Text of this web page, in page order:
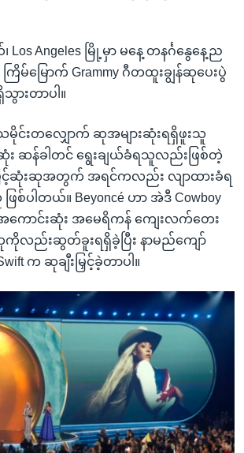
Los Angeles မြို့မှာ မနေ့ တနင်္ဂနွေနေ့ည
ြိမ်မြောက် Grammy ဂီတထူးချွန်ဆုပေးပွဲ
ားတာပါ။
သမိုင်းတလျှောက် ဆုအများဆုံးရရှိဖူးသူ
ဆုံး ဆန်ခါတင် ရွေးချယ်ခံရသူလည်းဖြစ်တဲ့
ြင့်ဆုံးဆုအတွက် အရင်ကလည်း လျာထားခံရ
စ်ပါတယ်။ Beyoncé ဟာ အဲဒီ Cowboy
အကောင်းဆုံး အမေရိကန် ကျေးလက်တေး
ည်းဆွတ်ခူးရရှိခဲ့ပြီး နာမည်ကျော်
က ဆုချီးမြှင့်ခဲ့တာပါ။